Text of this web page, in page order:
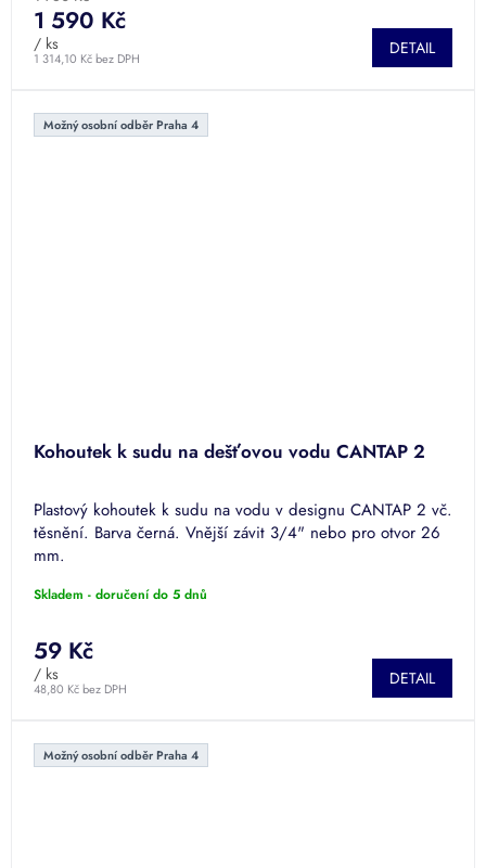
je
4,5
z1 314,10 Kč bez DPH
1 590 Kč
/ ks DETAIL
Možný osobní odběr Praha 4
Kohoutek k sudu na dešťovou vodu CANTAP 2
Plastový kohoutek k sudu na vodu v designu CANTAP 2 vč.
těsnění. Barva černá. Vnější závit 3/4" nebo pro otvor 26
mm.
Skladem - doručení do 5 dnů
48,80 Kč bez DPH
59 Kč
/ ks DETAIL
Možný osobní odběr Praha 4